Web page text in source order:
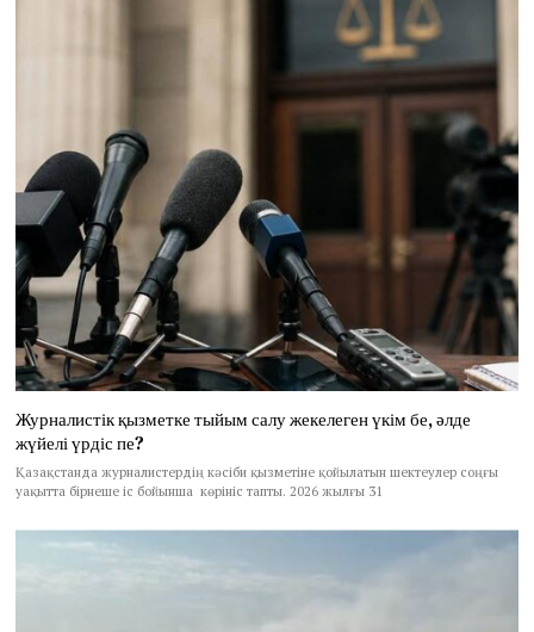
Журналистік қызметке тыйым салу жекелеген үкім бе, әлде
жүйелі үрдіс пе?
Қазақстанда журналистердің кәсіби қызметіне қойылатын шектеулер соңғы
уақытта бірнеше іс бойынша көрініс тапты. 2026 жылғы 31